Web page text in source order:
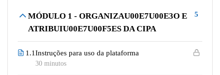
MÓDULO 1 - ORGANIZAU00E7U00E3O E
ATRIBUIU00E7U00F5ES DA CIPA
5
1.1Instruções para uso da plataforma
30 minutos